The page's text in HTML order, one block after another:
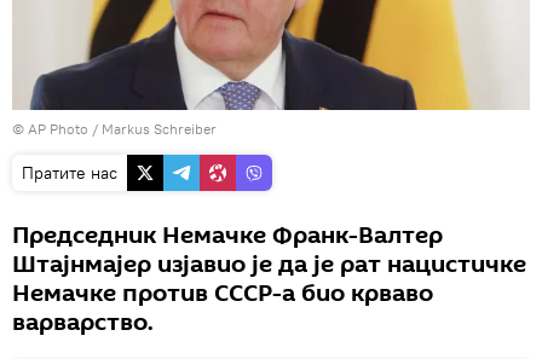
© AP Photo / Markus Schreiber
Пратите нас
Председник Немачке Франк-Валтер
Штајнмајер изјавио је да је рат нацистичке
Немачке против СССР-а био крваво
варварство.